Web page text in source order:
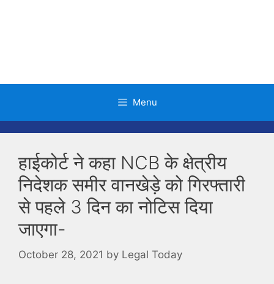
Menu
हाईकोर्ट ने कहा NCB के क्षेत्रीय
निदेशक समीर वानखेड़े को गिरफ्तारी
से पहले 3 दिन का नोटिस दिया
जाएगा-
October 28, 2021 by Legal Today